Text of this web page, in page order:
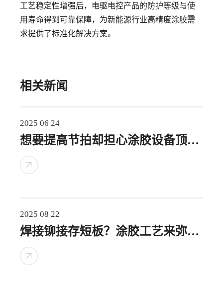
工艺稳定性增强后，电驱电控产品的防护等级与使
用寿命得到可靠保障，为新能源行业高精度涂胶需
求提供了标准化解决方案。
相关新闻
2025 06 24
想要提高节拍却担心涂胶设备顶不
住？
2025 08 22
焊接铆接存短板？涂胶工艺来弥
补！